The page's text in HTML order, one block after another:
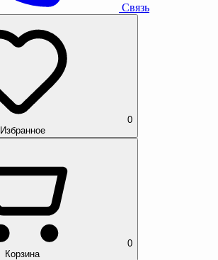
Связь
0
Избранное
0
Корзина